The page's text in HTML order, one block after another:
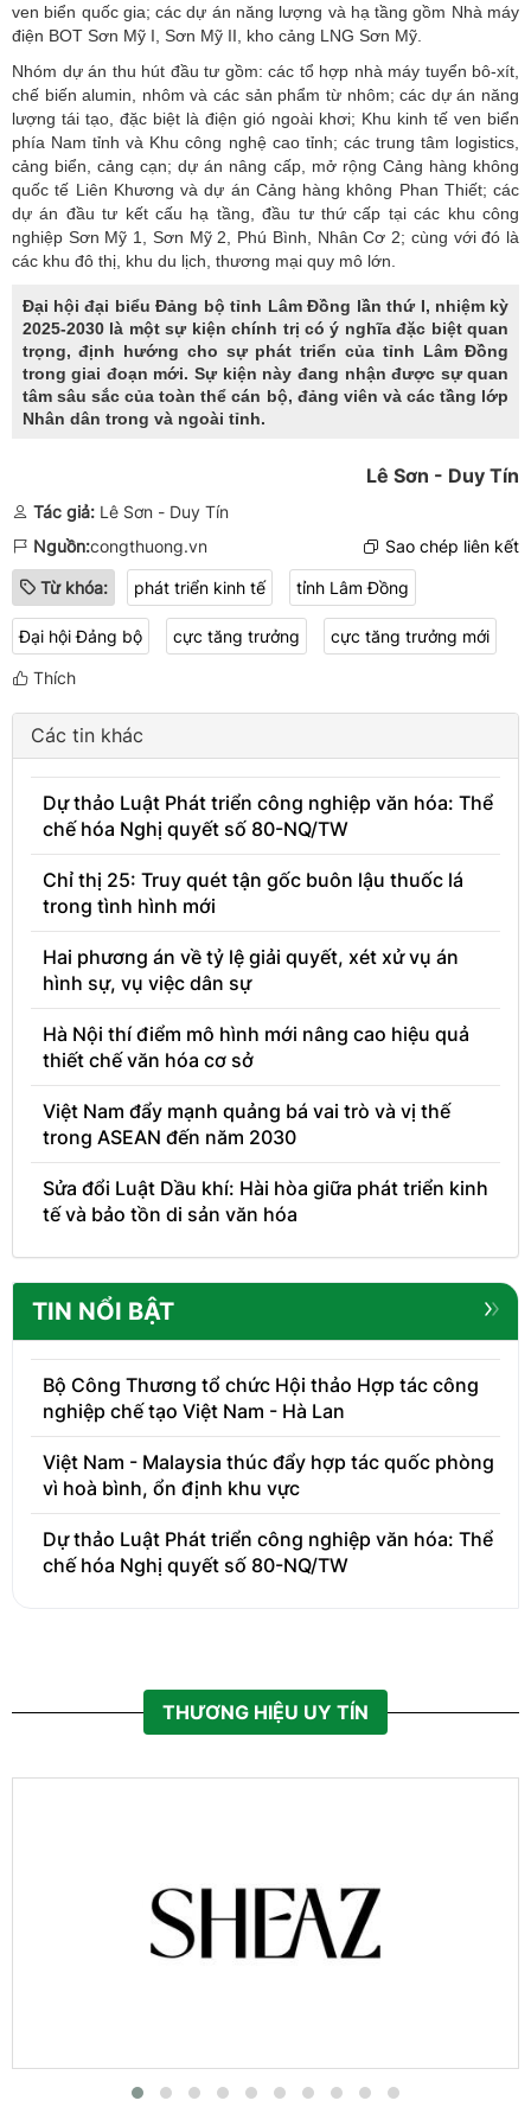
ven biển quốc gia; các dự án năng lượng và hạ tầng gồm Nhà máy
điện BOT Sơn Mỹ I, Sơn Mỹ II, kho cảng LNG Sơn Mỹ.
Nhóm dự án thu hút đầu tư gồm: các tổ hợp nhà máy tuyển bô-xít,
chế biến alumin, nhôm và các sản phẩm từ nhôm; các dự án năng
lượng tái tạo, đặc biệt là điện gió ngoài khơi; Khu kinh tế ven biển
phía Nam tỉnh và Khu công nghệ cao tỉnh; các trung tâm logistics,
cảng biển, cảng cạn; dự án nâng cấp, mở rộng Cảng hàng không
quốc tế Liên Khương và dự án Cảng hàng không Phan Thiết; các
dự án đầu tư kết cấu hạ tầng, đầu tư thứ cấp tại các khu công
nghiệp Sơn Mỹ 1, Sơn Mỹ 2, Phú Bình, Nhân Cơ 2; cùng với đó là
các khu đô thị, khu du lịch, thương mại quy mô lớn.
Đại hội đại biểu Đảng bộ tỉnh Lâm Đồng lần thứ I, nhiệm kỳ
2025-2030 là một sự kiện chính trị có ý nghĩa đặc biệt quan
trọng, định hướng cho sự phát triển của tỉnh Lâm Đồng
trong giai đoạn mới. Sự kiện này đang nhận được sự quan
tâm sâu sắc của toàn thể cán bộ, đảng viên và các tầng lớp
Nhân dân trong và ngoài tỉnh.
Lê Sơn - Duy Tín
Tác giả: Lê Sơn - Duy Tín
Nguồn:congthuong.vn Sao chép liên kết
Từ khóa: phát triển kinh tế tỉnh Lâm Đồng
Đại hội Đảng bộ cực tăng trưởng cực tăng trưởng mới
Thích
Các tin khác
Dự thảo Luật Phát triển công nghiệp văn hóa: Thể
chế hóa Nghị quyết số 80-NQ/TW
Chỉ thị 25: Truy quét tận gốc buôn lậu thuốc lá
trong tình hình mới
Hai phương án về tỷ lệ giải quyết, xét xử vụ án
hình sự, vụ việc dân sự
Hà Nội thí điểm mô hình mới nâng cao hiệu quả
thiết chế văn hóa cơ sở
Việt Nam đẩy mạnh quảng bá vai trò và vị thế
trong ASEAN đến năm 2030
Sửa đổi Luật Dầu khí: Hài hòa giữa phát triển kinh
tế và bảo tồn di sản văn hóa
TIN NỔI BẬT
Bộ Công Thương tổ chức Hội thảo Hợp tác công
nghiệp chế tạo Việt Nam - Hà Lan
Việt Nam - Malaysia thúc đẩy hợp tác quốc phòng
vì hoà bình, ổn định khu vực
Dự thảo Luật Phát triển công nghiệp văn hóa: Thể
chế hóa Nghị quyết số 80-NQ/TW
THƯƠNG HIỆU UY TÍN